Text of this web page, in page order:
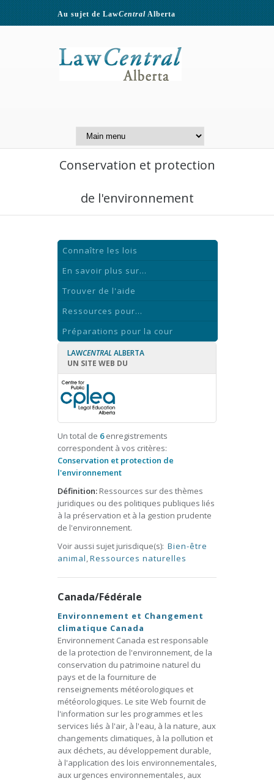
Au sujet de LawCentralAlberta
Conservation et protection
de l'environnement
Connaître les lois
En savoir plus sur...
Trouver de l'aide
Ressources pour...
Préparations pour la cour
LAWCENTRAL ALBERTA
UN SITE WEB DU
Un total de 6enregistrements
correspondent à vos critères:
Conservation et protection de
l'environnement
Définition: Ressources sur des thèmes
juridiques ou des politiques publiques liés
à la préservation et à la gestion prudente
de l'environnement.
Voir aussi sujet jurisdique(s): Bien-être
animal,Ressources naturelles
Canada/Fédérale
Environnement et Changement
climatique Canada
Environnement Canada est responsable
de la protection de l'environnement, de la
conservation du patrimoine naturel du
pays et de la fourniture de
renseignements météorologiques et
météorologiques. Le site Web fournit de
l'information sur les programmes et les
services liés à l'air, à l'eau, à la nature, aux
changements climatiques, à la pollution et
aux déchets, au développement durable,
à l'application des lois environnementales,
aux urgences environnementales, aux